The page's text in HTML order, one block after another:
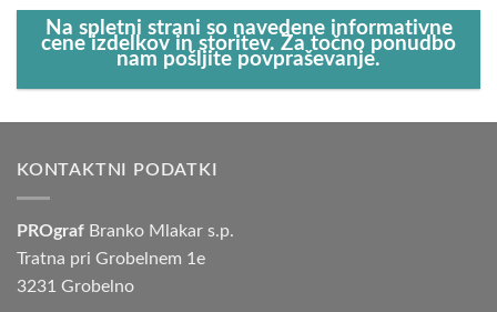
Na spletni strani so navedene informativne
cene izdelkov in storitev. Za točno ponudbo
nam pošljite povpraševanje.
KONTAKTNI PODATKI
PROgraf Branko Mlakar s.p.
Tratna pri Grobelnem 1e
3231 Grobelno